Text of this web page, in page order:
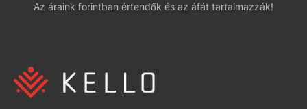
Az áraink forintban értendők és az áfát tartalmazzák!